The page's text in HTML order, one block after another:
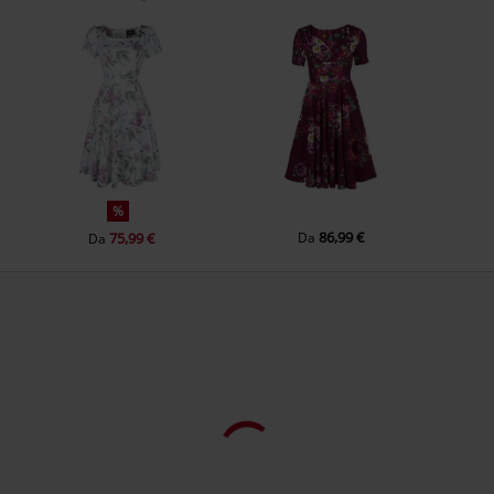
www.heartsandroseslondon.com
%
Da 75,99 € Da 86,99 €